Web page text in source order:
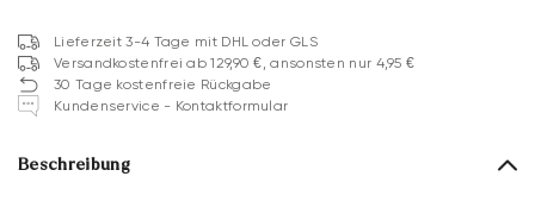
Lieferzeit 3-4 Tage mit DHL oder GLS
Versandkostenfrei ab 129,90 €, ansonsten nur 4,95 €
30 Tage kostenfreie Rückgabe
Kundenservice - Kontaktformular
Beschreibung